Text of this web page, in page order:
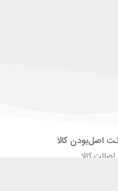
اصل‌بودن کالا
اصالت کالا